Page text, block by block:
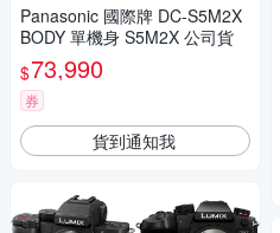
Panasonic 國際牌 DC-S5M2X
BODY 單機身 S5M2X 公司貨
$73,990
券
貨到通知我